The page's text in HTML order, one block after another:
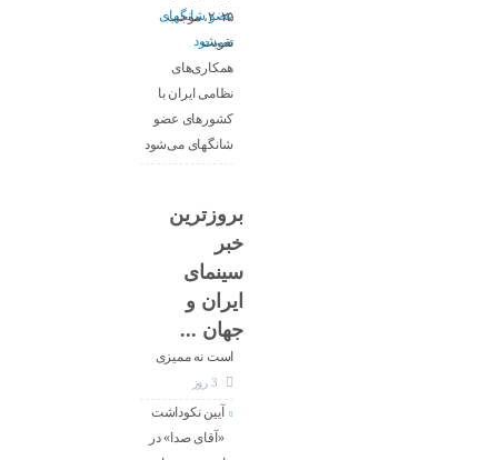
۲۰۲۵، موجب
تقویت
همکاری‌های
نظامی ایران با
کشور‌های عضو
شانگهای می‌شود
بروزترین
خبر
سینمای
ایران و
جهان ...
معاون جدید
ارزشیابی و
نظارت سینما :
کار ما تنظیم‌گری
است نه ممیزی
آیین نکوداشت
«آقای صدا» در